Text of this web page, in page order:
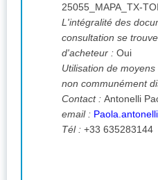
25055_MAPA_TX-
L'intégralité des
consultation se
d'acheteur : Oui
Utilisation de
non communément
Contact : Antonelli
email :
Tél : +33 635283144